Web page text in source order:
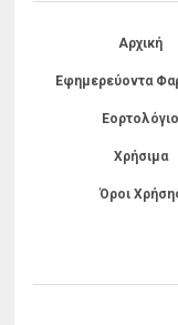
Αρχική
Εφημερεύοντα
Εορτολόγιο
Χρήσιμα
Όροι